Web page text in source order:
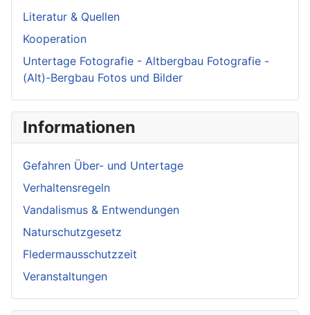
Literatur & Quellen
Kooperation
Untertage Fotografie - Altbergbau Fotografie -
(Alt)-Bergbau Fotos und Bilder
Informationen
Gefahren Über- und Untertage
Verhaltensregeln
Vandalismus & Entwendungen
Naturschutzgesetz
Fledermausschutzzeit
Veranstaltungen